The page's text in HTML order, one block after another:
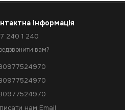
інформація
240 1 240
вам?
нам Email